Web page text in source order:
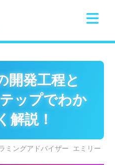
開発工程と
ップでわか
解説！
ミングアドバイザー エミリー